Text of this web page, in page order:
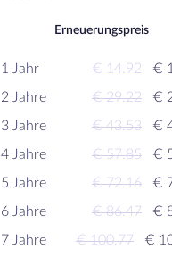
Erneuerungspreis
1 Jahr € 14.92
€
2 Jahre
€ 29.22
€
3 Jahre
€ 43.53
€
4 Jahre
€ 57.85
€
5 Jahre
€ 72.16
€
6 Jahre
€ 86.47
€
7 Jahre
€ 100.77
€